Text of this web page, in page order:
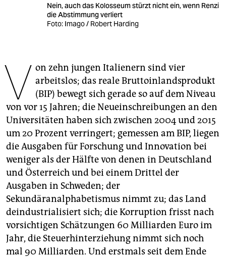
veranstaltungen
unterstützen
abo
genossenschaft
epaper login
Nein, auch das Kolosseum stürzt nicht ein, wenn Renzi
die Abstimmung verliert
Foto: Imago / Robert Harding
V on zehn jungen Italienern sind vier
arbeitslos; das reale Bruttoinlandsprodukt
(BIP) bewegt sich gerade so auf dem Niveau
von vor 15 Jahren; die Neueinschreibungen an den
Universitäten haben sich zwischen 2004 und 2015
um 20 Prozent verringert; gemessen am BIP, liegen
die Ausgaben für Forschung und Innovation bei
weniger als der Hälfte von denen in Deutschland
und Österreich und bei einem Drittel der
Ausgaben in Schweden; der
Sekundäranalphabetismus nimmt zu; das Land
deindustrialisiert sich; die Korruption frisst nach
vorsichtigen Schätzungen 60 Milliarden Euro im
Jahr, die Steuerhinterziehung nimmt sich noch
mal 90 Milliarden. Und erstmals seit dem Ende